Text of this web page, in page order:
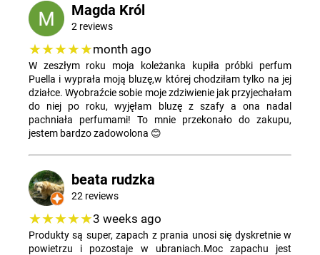
Magda Król
2 reviews
★★★★★month ago
W zeszłym roku moja koleżanka kupiła próbki perfum
Puella i wyprała moją bluzę,w której chodziłam tylko na jej
działce. Wyobraźcie sobie moje zdziwienie jak przyjechałam
do niej po roku, wyjęłam bluzę z szafy a ona nadal
pachniała perfumami! To mnie przekonało do zakupu,
jestem bardzo zadowolona 😊
beata rudzka
22 reviews
★★★★★3 weeks ago
Produkty są super, zapach z prania unosi się dyskretnie w
powietrzu i pozostaje w ubraniach.Moc zapachu jest